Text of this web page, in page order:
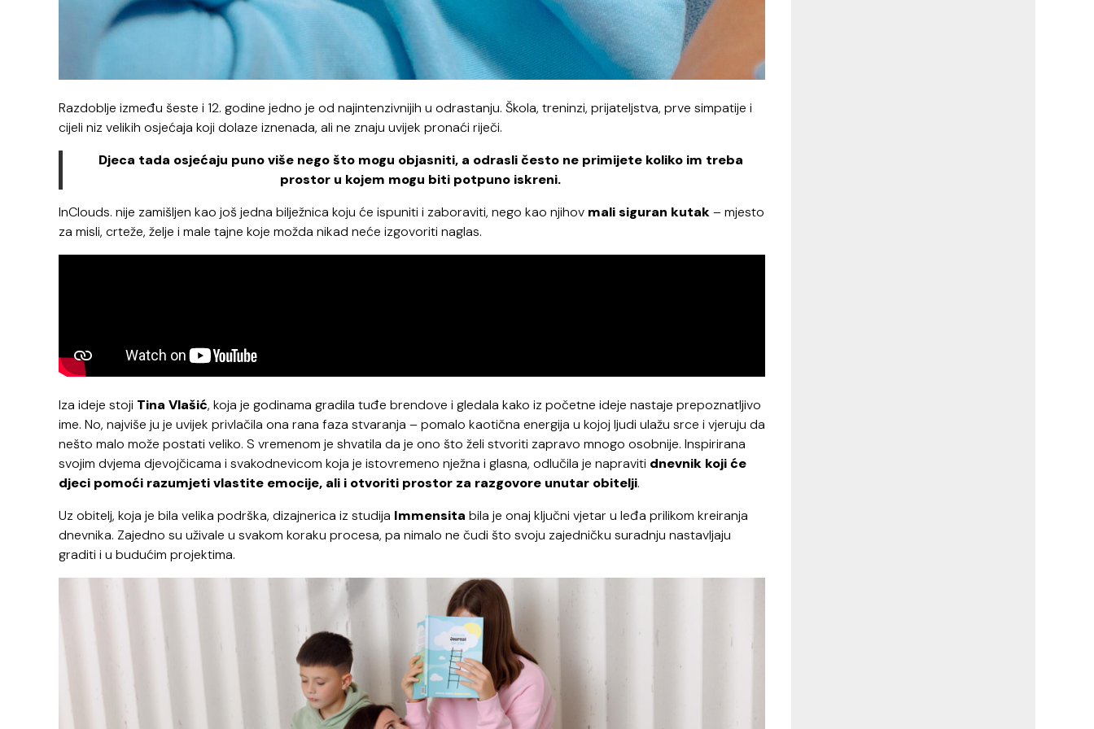
Razdoblje između šeste i 12. godine jedno je od najintenzivnijih u odrastanju. Škola, treninzi, prijateljstva, prve simpatije i
cijeli niz velikih osjećaja koji dolaze iznenada, ali ne znaju uvijek pronaći riječi.
Djeca tada osjećaju puno više nego što mogu objasniti, a odrasli često ne primijete koliko im treba
prostor u kojem mogu biti potpuno iskreni.
InClouds. nije zamišljen kao još jedna bilježnica koju će ispuniti i zaboraviti, nego kao njihov mali siguran kutak– mjesto
za misli, crteže, želje i male tajne koje možda nikad neće izgovoriti naglas.
Iza ideje stoji Tina Vlašić, koja je godinama gradila tuđe brendove i gledala kako iz početne ideje nastaje prepoznatljivo
ime. No, najviše ju je uvijek privlačila ona rana faza stvaranja – pomalo kaotična energija u kojoj ljudi ulažu srce i vjeruju da
nešto malo može postati veliko. S vremenom je shvatila da je ono što želi stvoriti zapravo mnogo osobnije. Inspirirana
svojim dvjema djevojčicama i svakodnevicom koja je istovremeno nježna i glasna, odlučila je napraviti dnevnik koji će
djeci pomoći razumjeti vlastite emocije, ali i otvoriti prostor za razgovore unutar obitelji.
Uz obitelj, koja je bila velika podrška, dizajnerica iz studija Immensita bila je onaj ključni vjetar u leđa prilikom kreiranja
dnevnika. Zajedno su uživale u svakom koraku procesa, pa nimalo ne čudi što svoju zajedničku suradnju nastavljaju
graditi i u budućim projektima.